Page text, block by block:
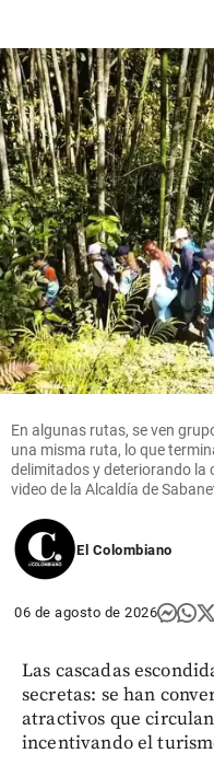
En algunas rutas, se ven
una misma ruta, lo que
delimitados y deteriorando la
video de la Alcaldía de
El Colombiano
06 de agosto de 2026
Las cascadas
secretas: se han
atractivos que
incentivando el